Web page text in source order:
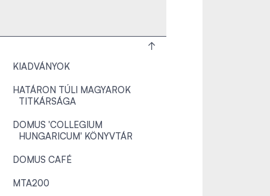
KIADVÁNYOK
HATÁRON TÚLI MAGYAROK
TITKÁRSÁGA
DOMUS 'COLLEGIUM
HUNGARICUM' KÖNYVTÁR
DOMUS CAFÉ
MTA200